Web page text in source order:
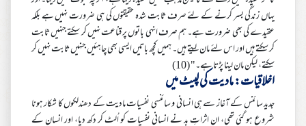
یہاں زندگی بسر کرنے کے لئے صرف ثابت شدہ حقیقتوں کی ہی ضرورت نہیں ہے بلکہ
عقیدے کی بھی ضرورت ہے۔ ہم صرف انہی باتوں پر قناعت نہیں کر سکتے جنہیں ثابت
کر سکتے ہیں اور اس لئے مان لیتے ہیں۔ ہمیں کچھ باتیں ایسی بھی چاہئیں جنہیں ثابت نہیں کر
سکتے، لیکن مان لینا پڑتا ہے۔" (10)
اخلاقیات: مادیت کی لپیٹ میں
جدید سائنس کے آغاز سے ہی انسانی و سائنسی نفسیات مادیت کے دھندلکوں کا شکار ہونا
شروع ہو گئی تھی، ان اثراتِ بد نے انسانی نفسیات کو اُلٹ کر دکھ دیا، اور انسان کے